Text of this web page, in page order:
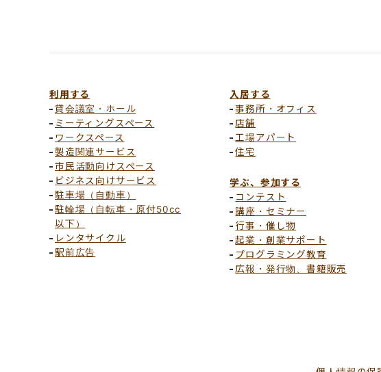
利用する
貸会議室・ホール
ミーティングスペース
ワークスペース
製造関連サービス
市民活動向けスペース
ビジネス向けサービス
駐車場（自動車）
駐輪場（自転車・原付50cc
以下）
レンタサイクル
駅前広告
入居する
事務所・オフィス
店舗
工場アパート
住宅
学ぶ、参加する
コンテスト
講座・セミナー
行事・催し物
起業・創業サポート
プログラミング教育
広報・発行物、書籍販売